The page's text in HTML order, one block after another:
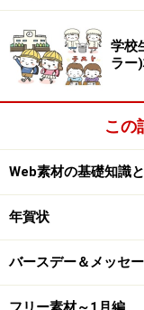
ン・パソコン・可
ど、モチーフは様
ます。ポップ＆シ
（管理人様より）
布しております。
学校
ラー
この
Web素材の基礎知識
年賀状
バースデー＆メッセ